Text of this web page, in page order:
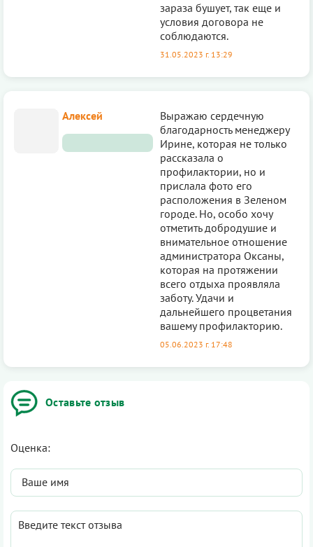
Оставьте отзыв
Оценка:
зараза бушует, так еще и
условия договора не
соблюдаются.
31.05.2023 г. 13:29
Алексей
Выражаю сердечную
благодарность менеджеру
Ирине, которая не только
рассказала о
профилактории, но и
прислала фото его
расположения в Зеленом
городе. Но, особо хочу
отметить добродушие и
внимательное отношение
администратора Оксаны,
которая на протяжении
всего отдыха проявляла
заботу. Удачи и
дальнейшего процветания
вашему профилакторию.
05.06.2023 г. 17:48